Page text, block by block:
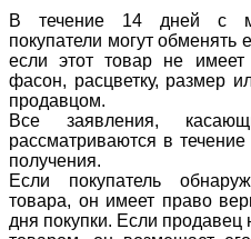
В течение 14 дней с
покупатели могут обменять
если этот товар не
фасон, расцветку, размер
продавцом.
Все заявления,
рассматриваются в
получения.
Если покупатель
товара, он имеет право
дня покупки. Если продавец